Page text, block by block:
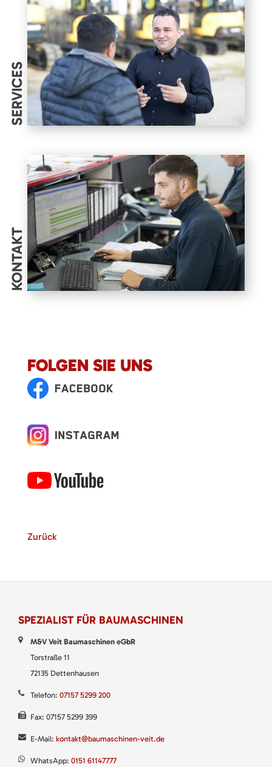
SERVICES
KONTAKT
FOLGEN SIE UNS
Zurück
SPEZIALIST FÜR BAUMASCHINEN
M&V Veit Baumaschinen eGbR
Torstraße 11
72135 Dettenhausen
Telefon: 07157 5299 200
Fax: 07157 5299 399
E-Mail: kontakt@baumaschinen-veit.de
WhatsApp: 0151 61147777